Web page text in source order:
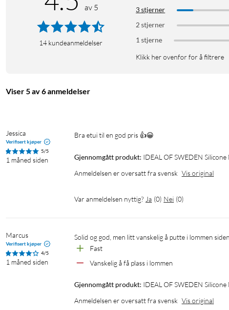
Produkttype: mobildeksel (silikon)
MagSafe-kompatibelt: ja
Fallbeskyttelse: opptil 2 m
av 5
14 kundeanmeldelser
3 stjerner
2 stjerner
1 stjerne
Klikk her ovenfor for å filtrere
Viser 5 av 6 anmeldelser
Jessica
Verifisert kjøper
5/5
1 måned siden
Bra etui til en god pris 👍😀
Gjennomgått produkt: IDEAL OF SWEDEN
Anmeldelsen er oversatt fra svensk Vis original
Var anmeldelsen nyttig? Ja (0) Nei (0)
Marcus
Verifisert kjøper
4/5
1 måned siden
Solid og god, men litt vanskelig å putte i lommen
Fast
Vanskelig å få plass i lommen
Gjennomgått produkt: IDEAL OF SWEDEN
Anmeldelsen er oversatt fra svensk Vis original